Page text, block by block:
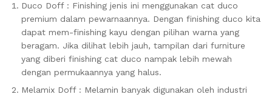
Duco Doff : Finishing jenis ini menggunakan cat duco
premium dalam pewarnaannya. Dengan finishing duco kita
dapat mem-finishing kayu dengan pilihan warna yang
beragam. Jika dilihat lebih jauh, tampilan dari furniture
yang diberi finishing cat duco nampak lebih mewah
dengan permukaannya yang halus.
Melamix Doff : Melamin banyak digunakan oleh industri